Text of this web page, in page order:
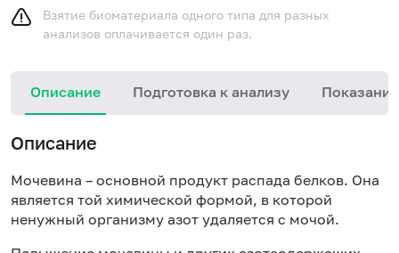
Взятие биоматериала одного типа для разных
анализов оплачивается один раз.
Описание Подготовка к анализу
Описание
Мочевина – основной продукт распада белков. Она
является той химической формой, в которой
ненужный организму азот удаляется с мочой.